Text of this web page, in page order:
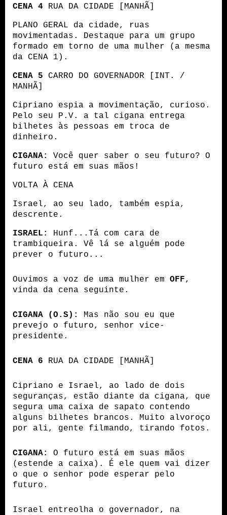
CENA 4 RUA DA CIDADE [MANHÃ]
PLANO GERAL da cidade, ruas
movimentadas. Destaque para um grupo
formado em torno de uma mulher (a mesma
da CENA 1).
CENA 5 CARRO DO GOVERNADOR [INT. /
MANHÃ]
Cipriano espia a movimentação, curioso.
Pelo seu P.V. a tal cigana entrega
bilhetes às pessoas em troca de
dinheiro.
CIGANA:
Você quer saber o seu futuro? O
futuro está em suas mãos!
VOLTA À CENA
Israel, ao seu lado, também espia,
descrente.
ISRAEL:
Hunf...Tá com cara de
trambiqueira. Vê lá se alguém pode
prever o futuro...
Ouvimos a voz de uma mulher em OFF,
vinda da cena seguinte.
CIGANA (O.S):
Mas não sou eu que
prevejo o futuro, senhor vice-
presidente.
CENA 6 RUA DA CIDADE [MANHÃ]
Cipriano e Israel, ao lado de dois
seguranças, estão diante da cigana, que
segura uma caixa de sapato contendo
alguns bilhetes brancos. Muito alvoroço
por ali, gente filmando, tirando fotos.
CIGANA:
O futuro está em suas mãos
(estende a caixa). É ele quem vai dizer
o que o senhor pode esperar pelo
futuro.
Israel entreolha o governador, na